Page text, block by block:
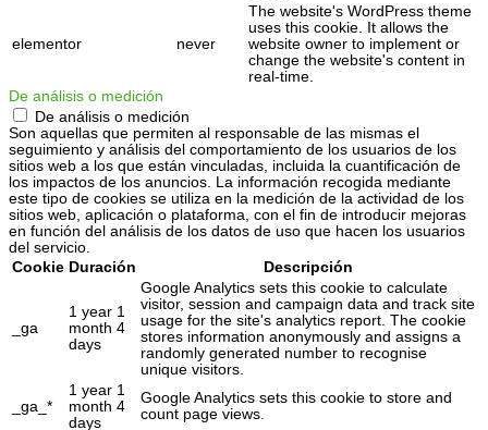
elementor never
The website's WordPress theme
uses this cookie. It allows the
website owner to implement or
change the website's content in
real-time.
De análisis o medición
De análisis o medición
Son aquellas que permiten al responsable de las mismas el
seguimiento y análisis del comportamiento de los usuarios de los
sitios web a los que están vinculadas, incluida la cuantificación de
los impactos de los anuncios. La información recogida mediante
este tipo de cookies se utiliza en la medición de la actividad de los
sitios web, aplicación o plataforma, con el fin de introducir mejoras
en función del análisis de los datos de uso que hacen los usuarios
del servicio.
Cookie Duración Descripción
_ga
1 year 1
month 4
days
Google Analytics sets this cookie to calculate
visitor, session and campaign data and track site
usage for the site's analytics report. The cookie
stores information anonymously and assigns a
randomly generated number to recognise
unique visitors.
_ga_*
1 year 1
month 4
days
Google Analytics sets this cookie to store and
count page views.